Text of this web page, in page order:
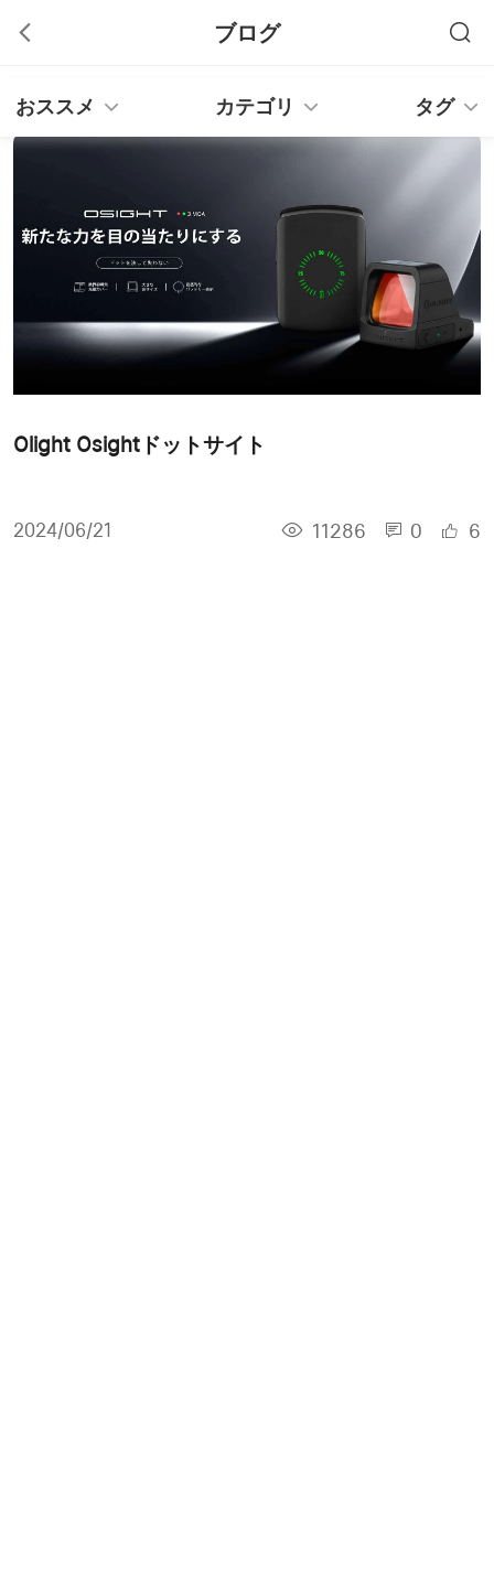
ブログ
おススメ カテゴリ タグ
Olight Osightドットサイト
2024/06/21 11286 0 6